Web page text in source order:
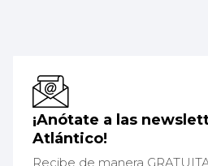
¡Anótate a las
Atlántico!
Recibe de manera